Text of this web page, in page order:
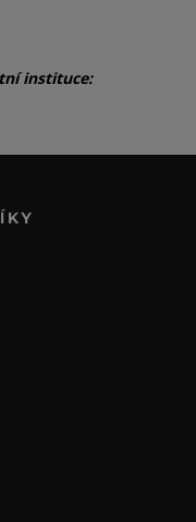
instituce: